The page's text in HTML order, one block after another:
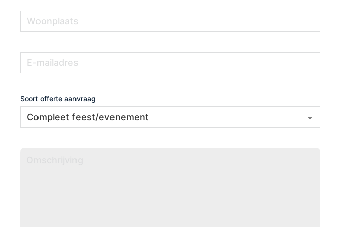
mailadres
Soort offerte aanvraag